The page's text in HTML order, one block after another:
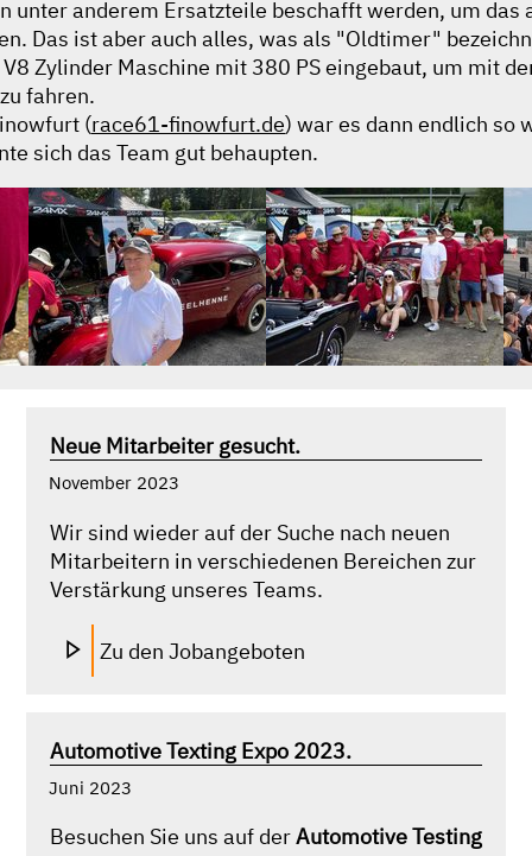
unter anderem Ersatzteile beschafft werden, um das
Das ist aber auch alles, was als "Oldtimer"
Zylinder Maschine mit 380 PS eingebaut, um mit
fahren.
(race61-finowfurt.de) war es dann endlich so
sich das Team gut behaupten.
Neue Mitarbeiter gesucht.
November 2023
Wir sind wieder auf der Suche nach neuen
Mitarbeitern in verschiedenen Bereichen zur
Verstärkung unseres Teams.
Zu den Jobangeboten
Automotive Texting Expo 2023.
Juni 2023
Besuchen Sie uns auf derAutomotive Testing